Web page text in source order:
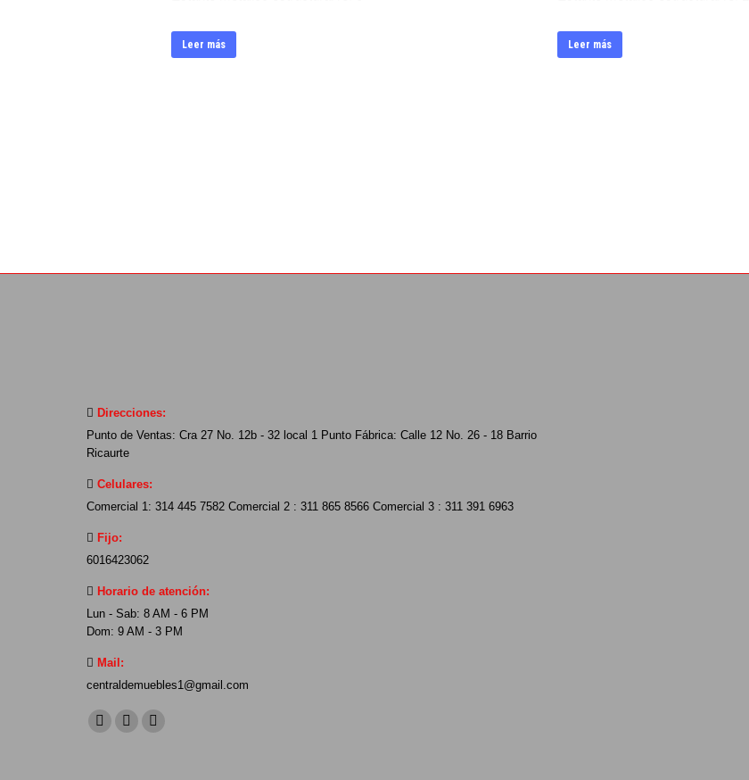
Leer más Leer más
Direcciones:
Punto de Ventas: Cra 27 No. 12b - 32 local 1 Punto Fábrica: Calle 12 No. 26 - 18 Barrio
Ricaurte
Celulares:
Comercial 1: 314 445 7582 Comercial 2 : 311 865 8566 Comercial 3 : 311 391 6963
Fijo:
6016423062
Horario de atención:
Lun - Sab: 8 AM - 6 PM
Dom: 9 AM - 3 PM
Mail:
centraldemuebles1@gmail.com
Find us on:
Facebook
YouTubeInstagram